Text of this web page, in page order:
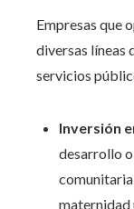
Empresas que
diversas líneas
servicios
Inversión
desarrollo
maternidad